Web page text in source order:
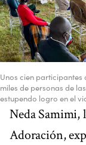
Unos cien
miles de personas de
estupendo logro en el
Neda Samimi,
Adoración,